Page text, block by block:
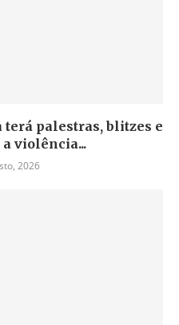
terá palestras, blitzes e
violência...
2026